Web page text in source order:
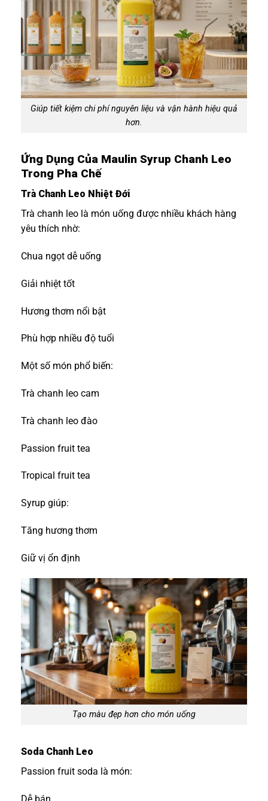
Giúp tiết kiệm chi phí nguyên liệu và vận hành hiệu quả
hơn.
Ứng Dụng Của Maulin Syrup Chanh Leo
Trong Pha Chế
Trà Chanh Leo Nhiệt Đới
Trà chanh leo là món uống được nhiều khách hàng
yêu thích nhờ:
Chua ngọt dễ uống
Giải nhiệt tốt
Hương thơm nổi bật
Phù hợp nhiều độ tuổi
Một số món phổ biến:
Trà chanh leo cam
Trà chanh leo đào
Passion fruit tea
Tropical fruit tea
Syrup giúp:
Tăng hương thơm
Giữ vị ổn định
Tạo màu đẹp hơn cho món uống
Soda Chanh Leo
Passion fruit soda là món: